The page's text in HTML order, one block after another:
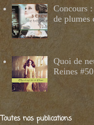
Concours
de plumes
Quoi de
Reines #50
Toutes nos publications